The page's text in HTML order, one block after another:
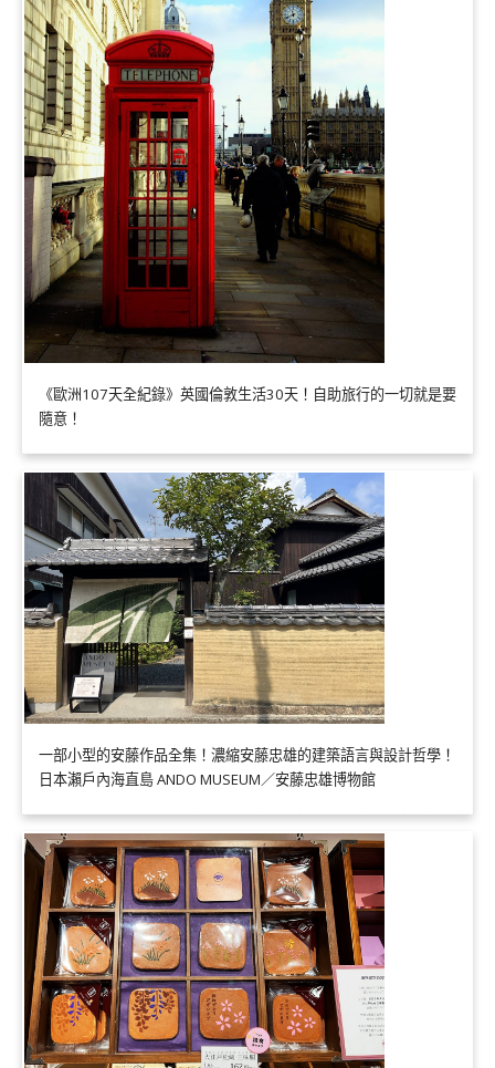
《歐洲107天全紀錄》英國倫敦生活30天！自助旅行的一切就是要
隨意！
一部小型的安藤作品全集！濃縮安藤忠雄的建築語言與設計哲學！
日本瀨戶內海直島 ANDO MUSEUM／安藤忠雄博物館